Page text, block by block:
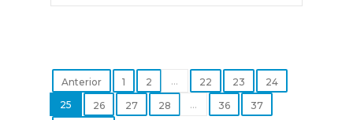
Anterior 1 2 ... 22 23
24
25
26 27 28 ... 36
37